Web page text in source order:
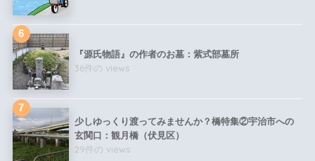
『源氏物語』の作者のお墓：紫式部墓所
36件の views
少しゆっくり渡ってみませんか？橋特集②宇治市への
玄関口：観月橋（伏見区）
29件の views